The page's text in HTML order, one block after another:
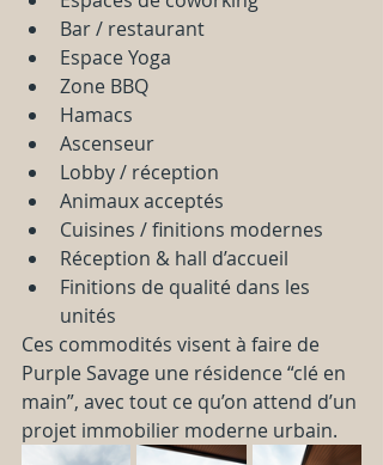
Bar / restaurant
Espace Yoga
Zone BBQ
Hamacs
Ascenseur
Lobby / réception
Animaux acceptés
Cuisines / finitions modernes
Réception & hall d’accueil
Finitions de qualité dans les
unités
Ces commodités visent à faire de
Purple Savage une résidence “clé en
main”, avec tout ce qu’on attend d’un
projet immobilier moderne urbain.